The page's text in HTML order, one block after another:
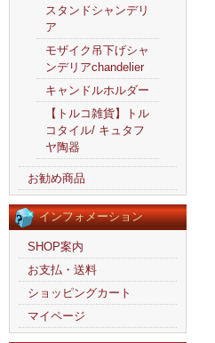
スタンドシャンデリ
ア
モザイク吊下げシャ
ンデリアchandelier
キャンドルホルダー
【トルコ雑貨】トル
コタイル/ キュタフ
ヤ陶器
お勧め商品
インフォメーション
SHOP案内
お支払・送料
ショッピングカート
マイページ